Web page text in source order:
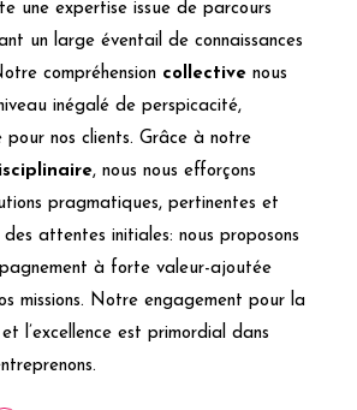
une expertise issue de parcours
un large éventail de connaissances
compréhension collective nous
inégalé de perspicacité,
pour nos clients. Grâce à notre
, nous nous efforçons
pragmatiques, pertinentes et
attentes initiales: nous proposons
à forte valeur-ajoutée
missions. Notre engagement pour la
l’excellence est primordial dans